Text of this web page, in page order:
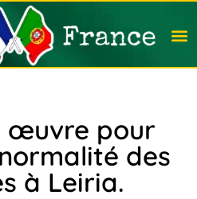
œuvre pour
des
à Leiria.